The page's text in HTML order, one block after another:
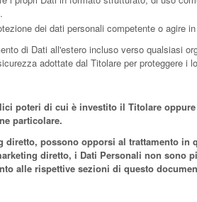
dei dati personali competente o agire
di Dati all'estero incluso verso qualsiasi
adottate dal Titolare per proteggere i
poteri di cui è investito il Titolare
particolare.
possono opporsi al trattamento in
diretto, i Dati Personali non sono
alle rispettive sezioni di questo